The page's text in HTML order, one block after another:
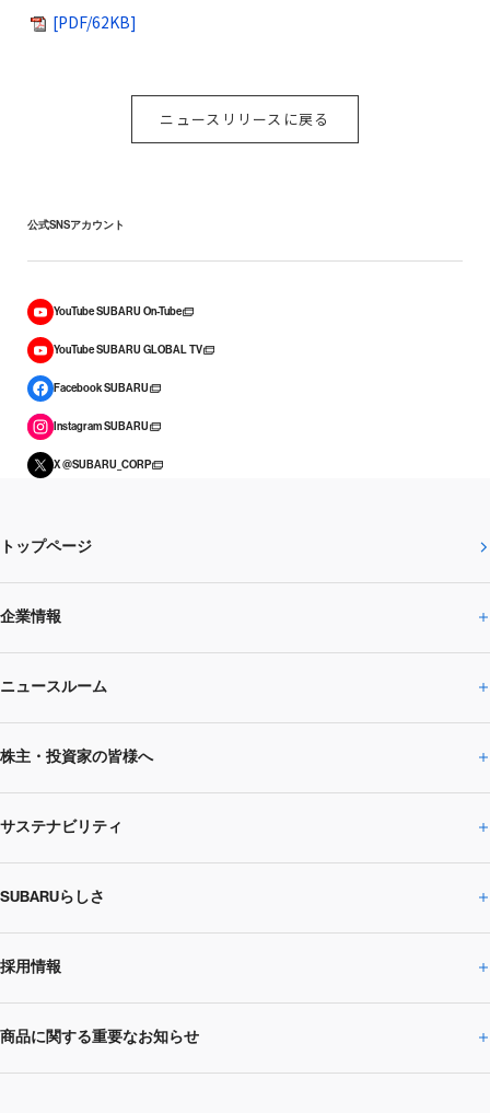
[PDF/62KB]
ニュースリリースに戻る
公式SNSアカウント
YouTube SUBARU On-Tube
YouTube SUBARU GLOBAL TV
Facebook SUBARU
Instagram SUBARU
X @SUBARU_CORP
トップページ
企業情報
企業情報トップ
SUBARUのありたい姿
SUBARU 2025方針
事業所・関係会社
ニュースルーム
ニュースルームトップ
ニュースリリース
閉じる
株主・投資家の皆様へ
株主・投資家の皆様へトップ
企業・経営
IRライブラリー
株主・投資家サポート
サステナビリティ
サステナビリティトップ
CEOサステナビリティ
環境
SUBARUらしさ
SUBARUらしさトップ
SUBARUびと
採用情報
採用情報トップ
商品に関する重要なお知らせ